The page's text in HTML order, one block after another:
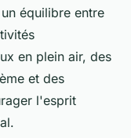
équilibre entre
en plein air, des
et des
l'esprit